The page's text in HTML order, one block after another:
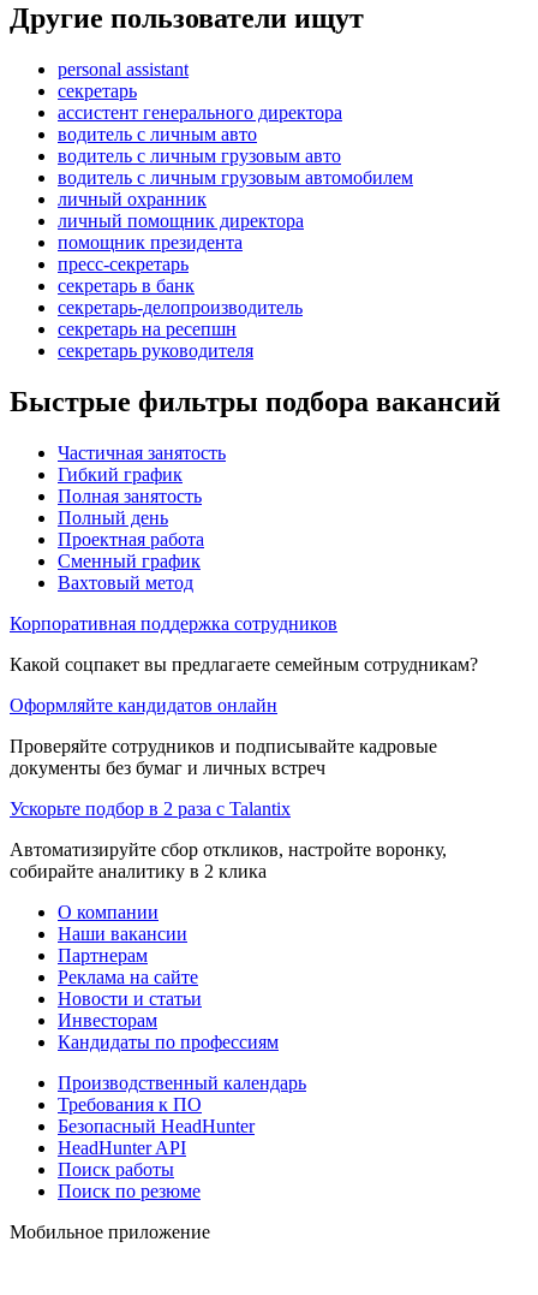
Другие пользователи ищут
personal assistant
секретарь
ассистент генерального директора
водитель с личным авто
водитель с личным грузовым авто
водитель с личным грузовым автомобилем
личный охранник
личный помощник директора
помощник президента
пресс-секретарь
секретарь в банк
секретарь-делопроизводитель
секретарь на ресепшн
секретарь руководителя
Быстрые фильтры подбора вакансий
Частичная занятость
Гибкий график
Полная занятость
Полный день
Проектная работа
Сменный график
Вахтовый метод
Корпоративная поддержка сотрудников
Какой соцпакет вы предлагаете семейным сотрудникам?
Оформляйте кандидатов онлайн
Проверяйте сотрудников и подписывайте кадровые
документы без бумаг и личных встреч
Ускорьте подбор в 2 раза с Talantix
Автоматизируйте сбор откликов, настройте воронку,
собирайте аналитику в 2 клика
О компании
Наши вакансии
Партнерам
Реклама на сайте
Новости и статьи
Инвесторам
Кандидаты по профессиям
Производственный календарь
Требования к ПО
Безопасный HeadHunter
HeadHunter API
Поиск работы
Поиск по резюме
Мобильное приложение